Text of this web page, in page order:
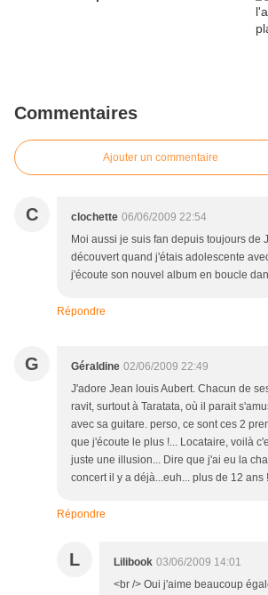
Commentaires
Ajouter un commentaire
C clochette 06/06/2009 22:54
Moi aussi je suis fan depuis toujours de
découvert quand j'étais adolescente
j'écoute son nouvel album en boucle
Répondre
G Géraldine 02/06/2009 22:49
J'adore Jean louis Aubert. Chacun de
ravit, surtout à Taratata, où il parait
avec sa guitare. perso, ce sont ces 2
que j'écoute le plus !... Locataire, voilà
juste une illusion... Dire que j'ai eu la
concert il y a déjà...euh... plus de 12 ans !
Répondre
L Lilibook 03/06/2009 14:01
<br /> Oui j'aime beaucoup